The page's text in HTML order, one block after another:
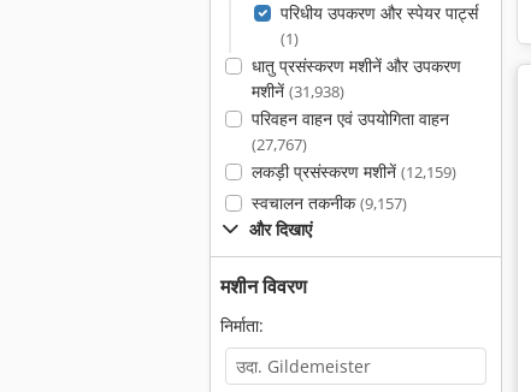
परिधीय उपकरण और स्पेयर पार्ट्स
(1)
धातु प्रसंस्करण मशीनें और उपकरण
मशीनें (31,938)
परिवहन वाहन एवं उपयोगिता वाहन
(27,767)
लकड़ी प्रसंस्करण मशीनें (12,159)
स्वचालन तकनीक(9,157)
और दिखाएं
मशीन विवरण
निर्माता: